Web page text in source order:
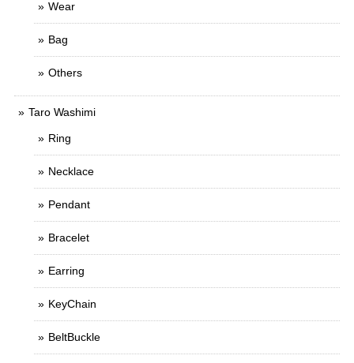
Wear
Bag
Others
Taro Washimi
Ring
Necklace
Pendant
Bracelet
Earring
KeyChain
BeltBuckle